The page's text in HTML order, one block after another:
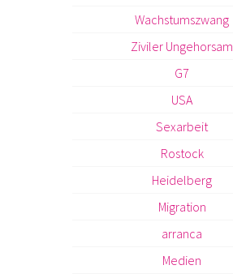
Wachstumszwang
Ziviler Ungehorsam
G7
USA
Sexarbeit
Rostock
Heidelberg
Migration
arranca
Medien